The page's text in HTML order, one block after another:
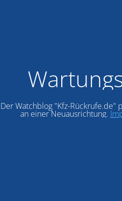
Der Watchblog "Kfz-Rückrufe.de"
an einer Neuausrichtung.